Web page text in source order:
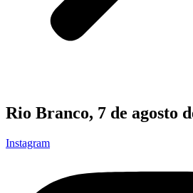
Rio Branco, 7 de agosto
Instagram